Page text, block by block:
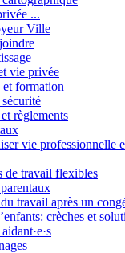
...
Ville
vie privée
et formation
sécurité
règlements
vie professionnelle
de travail flexibles
travail après un
crèches et